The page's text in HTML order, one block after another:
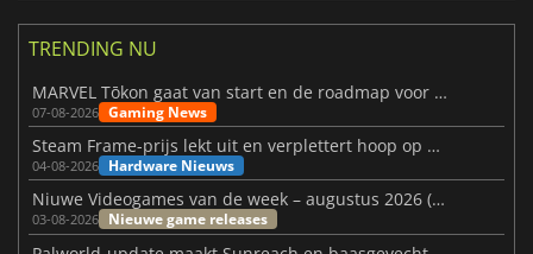
TRENDING NU
MARVEL Tōkon gaat van start en de roadmap voor jaar 1 is bekendgemaakt
07-08-2026 Gaming News
Steam Frame-prijs lekt uit en verplettert hoop op betaalbare VR
04-08-2026 Hardware Nieuws
Niuwe Videogames van de week – augustus 2026 (week 32)
03-08-2026 Nieuwe game releases